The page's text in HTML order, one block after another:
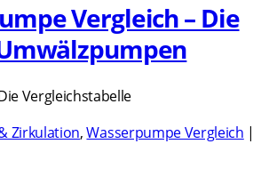
Vergleich – Die
Vergleichstabelle
Zirkulation,Wasserpumpe Vergleich |